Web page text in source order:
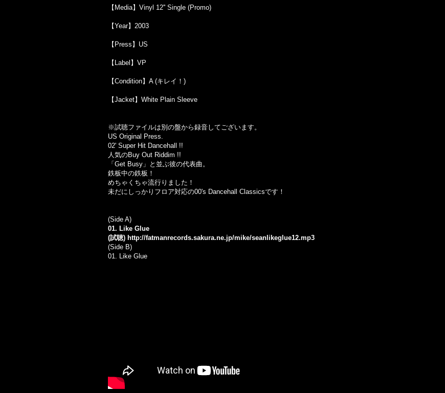
【Media】Vinyl 12'' Single (Promo)
【Year】2003
【Press】US
【Label】VP
【Condition】A (キレイ！)
【Jacket】White Plain Sleeve
※試聴ファイルは別の盤から録音してございます。
US Original Press.
02' Super Hit Dancehall !!
人気のBuy Out Riddim !!
「Get Busy」と並ぶ彼の代表曲。
鉄板中の鉄板！
めちゃくちゃ流行りました！
未だにしっかりフロア対応の00's Dancehall Classicsです！
(Side A)
01. Like Glue
(試聴) http://fatmanrecords.sakura.ne.jp/mike/seanlikeglue12.mp3
(Side B)
01. Like Glue